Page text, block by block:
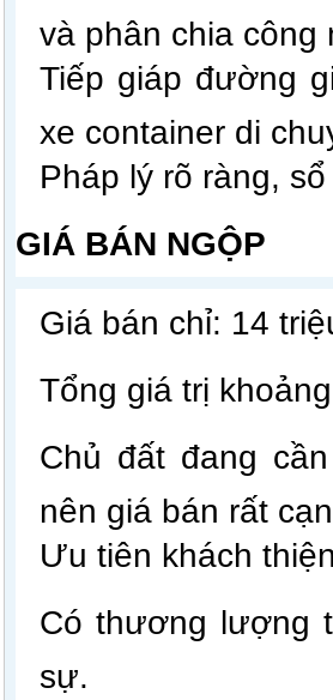
và phân chia công
Tiếp giáp đường
xe container di
Pháp lý rõ ràng,
GIÁ BÁN NGỘP
Giá bán chỉ: 14
Tổng giá trị
Chủ đất đang
nên giá bán rất
Ưu tiên khách
Có thương lượng
sự.